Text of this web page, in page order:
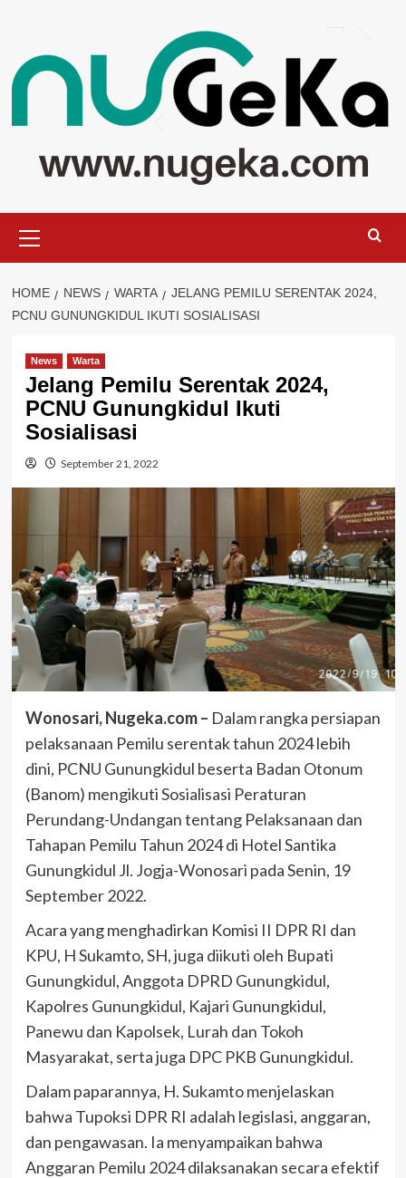
content
Menu
HOME NEWS WARTA
JELANG PEMILU SERENTAK 2024,
PCNU GUNUNGKIDUL IKUTI SOSIALISASI
News Warta
Jelang Pemilu Serentak 2024,
PCNU Gunungkidul Ikuti
Sosialisasi
September 21, 2022
Wonosari, Nugeka.com – Dalam rangka persiapan
pelaksanaan Pemilu serentak tahun 2024 lebih
dini, PCNU Gunungkidul beserta Badan Otonum
(Banom) mengikuti Sosialisasi Peraturan
Perundang-Undangan tentang Pelaksanaan dan
Tahapan Pemilu Tahun 2024 di Hotel Santika
Gunungkidul Jl. Jogja-Wonosari pada Senin, 19
September 2022.
Acara yang menghadirkan Komisi II DPR RI dan
KPU, H Sukamto, SH, juga diikuti oleh Bupati
Gunungkidul, Anggota DPRD Gunungkidul,
Kapolres Gunungkidul, Kajari Gunungkidul,
Panewu dan Kapolsek, Lurah dan Tokoh
Masyarakat, serta juga DPC PKB Gunungkidul.
Dalam paparannya, H. Sukamto menjelaskan
bahwa Tupoksi DPR RI adalah legislasi, anggaran,
dan pengawasan. Ia menyampaikan bahwa
Anggaran Pemilu 2024 dilaksanakan secara efektif